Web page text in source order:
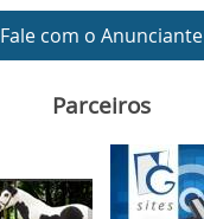
Fale com o Anunciante
Parceiros